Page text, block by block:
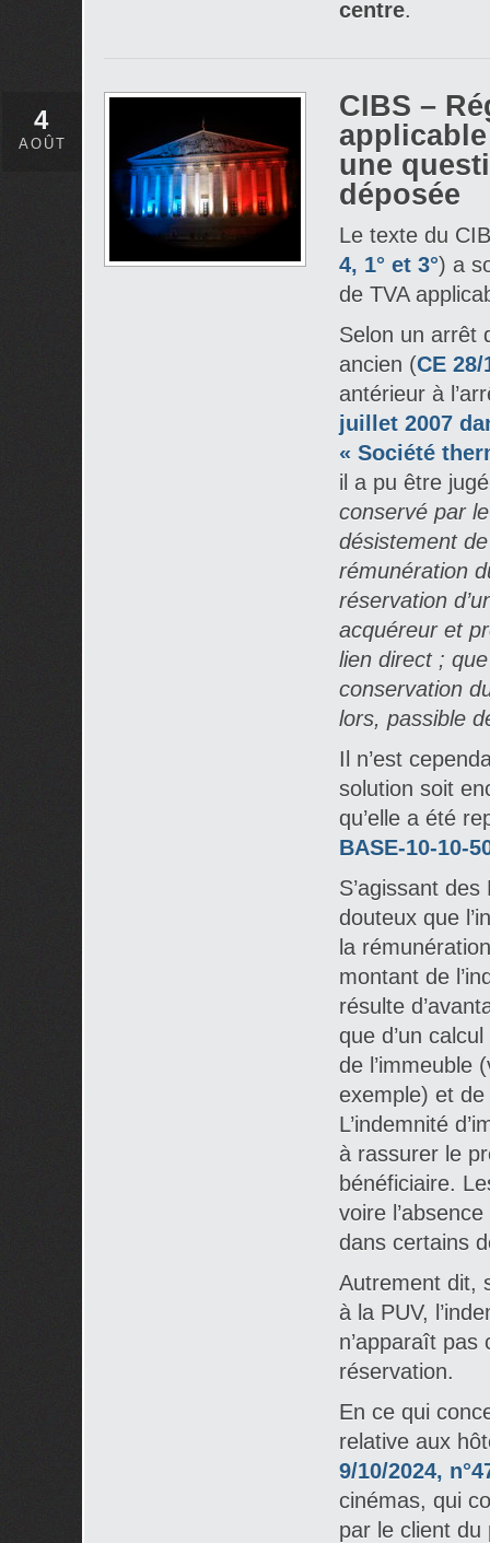
centre.
4
AOÛT
CIBS –
une
déposée
Le texte du
4, 1° et 3°) a
de TVA
Selon un arrêt
ancien (CE 28/
antérieur à
juillet 2007
« Société
il a pu être
conservé par
désistement
rémunération
réservation
acquéreur et
lien direct ;
conservation
lors, passible
Il n’est
solution soit
qu’elle a été
BASE-10-10-
S’agissant
douteux que
la
montant de
résulte
que d’un
de l’immeuble
exemple) et
L’indemnité
à rassurer le
bénéficiaire.
voire
dans certains
Autrement dit,
à la PUV,
n’apparaît pas
réservation.
En ce qui
relative aux
9/10/2024,
cinémas, qui
par le client du